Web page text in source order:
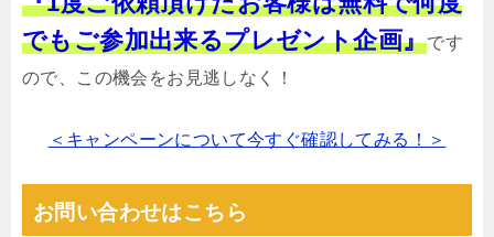
でもご参加出来るプレゼント企画』です
ので、この機会をお見逃しなく！
＜キャンペーンについて今すぐ確認してみる！＞
お問い合わせはこちら